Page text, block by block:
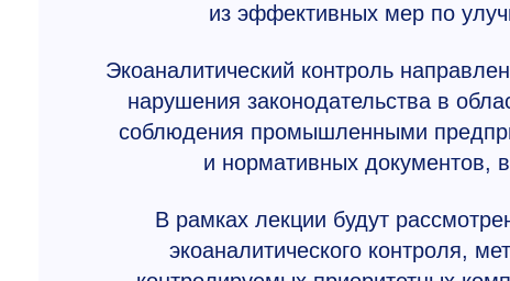
из эффективных мер по
Экоаналитический контроль
нарушения законодательства в
соблюдения промышленными
и нормативных документов,
В рамках лекции будут
экоаналитического контроля,